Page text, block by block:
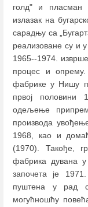
голд" и пласман
излазак на
сарадњу са
реализоване су и
1965--1974.
процес и опрему.
фабрике у Нишу
првој
одељење
производа
1968, као и
(1970). Такође,
фабрика дувана
започета је
пуштена у рад
могућношћу